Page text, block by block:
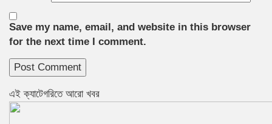
Save my name, email, and website in this browser
for the next time I comment.
এই ক্যাটেগরিতে আরো খবর